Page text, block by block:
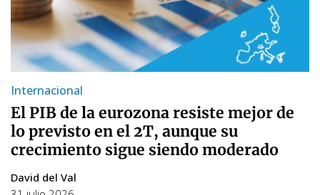
Internacional
El PIB de la eurozona resiste mejor de
lo previsto en el 2T, aunque su
crecimiento sigue siendo moderado
David del Val